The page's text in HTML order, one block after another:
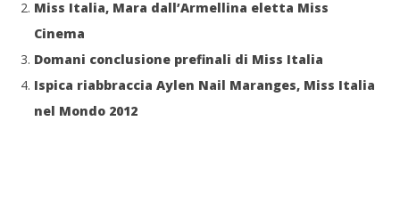
Miss Italia, Mara dall’Armellina eletta Miss
Cinema
Domani conclusione prefinali di Miss Italia
Ispica riabbraccia Aylen Nail Maranges, Miss Italia
nel Mondo 2012